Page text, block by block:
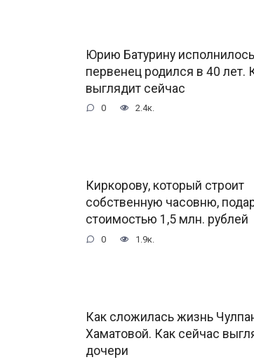
Юрию Батурину
первенец родился в 40 лет.
выглядит сейчас
0 2.4к.
Киркорову, который строит
собственную часовню,
стоимостью 1,5 млн. рублей
0 1.9к.
Как сложилась жизнь
Хаматовой. Как сейчас
дочери